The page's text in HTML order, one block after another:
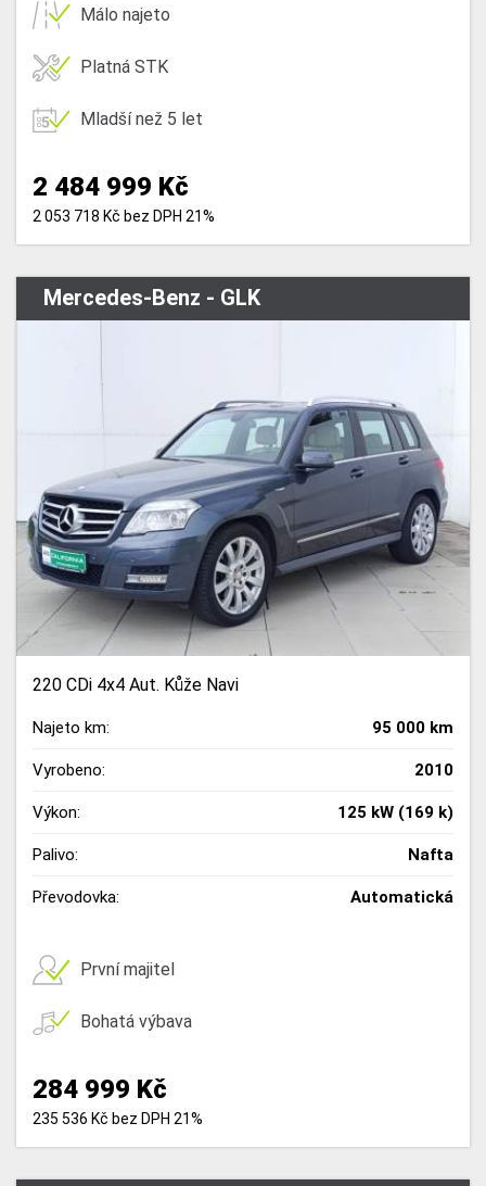
Málo najeto
Platná STK
Mladší než 5 let
2 484 999 Kč
2 053 718 Kč bez DPH 21%
Mercedes-Benz - GLK
220 CDi 4x4 Aut. Kůže Navi
Najeto km: 95 000 km
Vyrobeno: 2010
Výkon: 125 kW (169 k)
Palivo: Nafta
Převodovka: Automatická
První majitel
Bohatá výbava
284 999 Kč
235 536 Kč bez DPH 21%